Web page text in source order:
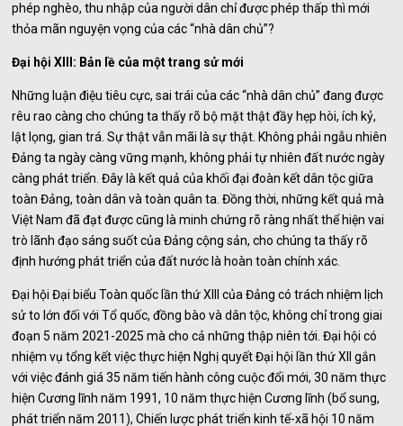
phép nghèo, thu nhập của người dân chỉ được phép thấp thì mới
thỏa mãn nguyện vọng của các “nhà dân chủ”?
Đại hội XIII: Bản lề của một trang sử mới
Những luận điệu tiêu cực, sai trái của các “nhà dân chủ” đang được
rêu rao càng cho chúng ta thấy rõ bộ mặt thật đầy hẹp hòi, ích kỷ,
lật lọng, gian trá. Sự thật vẫn mãi là sự thật. Không phải ngẫu nhiên
Đảng ta ngày càng vững mạnh, không phải tự nhiên đất nước ngày
càng phát triển. Đây là kết quả của khối đại đoàn kết dân tộc giữa
toàn Đảng, toàn dân và toàn quân ta. Đồng thời, những kết quả mà
Việt Nam đã đạt được cũng là minh chứng rõ ràng nhất thể hiện vai
trò lãnh đạo sáng suốt của Đảng cộng sản, cho chúng ta thấy rõ
định hướng phát triển của đất nước là hoàn toàn chính xác.
Đại hội Đại biểu Toàn quốc lần thứ XIII của Đảng có trách nhiệm lịch
sử to lớn đối với Tổ quốc, đồng bào và dân tộc, không chỉ trong giai
đoạn 5 năm 2021-2025 mà cho cả những thập niên tới. Đại hội có
nhiệm vụ tổng kết việc thực hiện Nghị quyết Đại hội lần thứ XII gắn
với việc đánh giá 35 năm tiến hành công cuộc đổi mới, 30 năm thực
hiện Cương lĩnh năm 1991, 10 năm thực hiện Cương lĩnh (bổ sung,
phát triển năm 2011), Chiến lược phát triển kinh tế-xã hội 10 năm